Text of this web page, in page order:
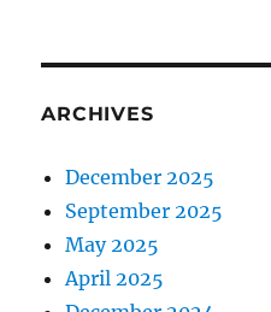
ARCHIVES
December 2025
September 2025
May 2025
April 2025